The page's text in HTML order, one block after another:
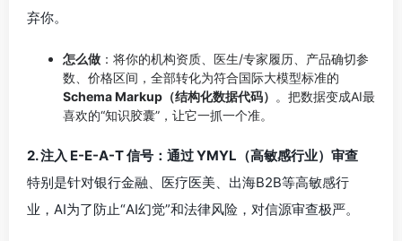
弃你。
怎么做 ：将你的机构资质、医生/专家履历、产品确切参
数、价格区间，全部转化为符合国际大模型标准的
Schema Markup（结构化数据代码） 。把数据变成AI最
喜欢的“知识胶囊”，让它一抓一个准。
2. 注入 E-E-A-T 信号：通过 YMYL（高敏感行业）审查
特别是针对银行金融、医疗医美、出海B2B等高敏感行
业，AI为了防止“AI幻觉”和法律风险，对信源审查极严。